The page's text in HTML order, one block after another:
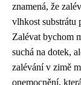
znamená, že
vlhkost substrátu
Zalévat bychom
suchá na dotek,
zalévání v zimě
onemocnění,